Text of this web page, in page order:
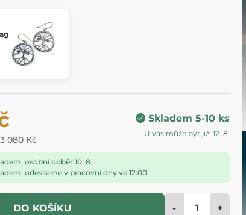
3 080 Kč
Skladem 5-10 ks
U vás může být již: 12. 8.
osobní odběr 10. 8.
odesíláme v pracovní dny ve 12:00
DO KOŠÍKU - +